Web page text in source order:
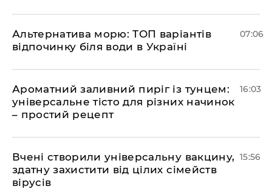
Альтернатива морю: ТОП варіантів
відпочинку біля води в Україні
07:06
Ароматний заливний пиріг із тунцем:
універсальне тісто для різних начинок
– простий рецепт
16:03
Вчені створили універсальну вакцину,
здатну захистити від цілих сімейств
вірусів
15:56